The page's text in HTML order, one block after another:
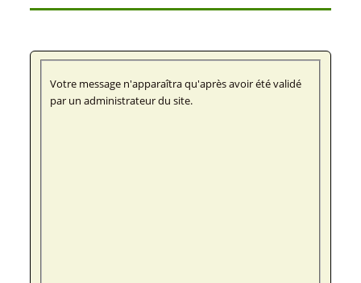
Votre message n'apparaîtra qu'après avoir été validé
par un administrateur du site.